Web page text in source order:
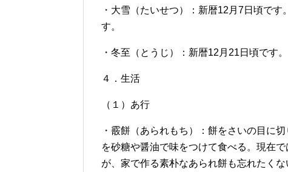
・大雪（たいせつ）：新暦12月7日頃で
す。
・冬至（とうじ）：新暦12月21日頃です
４．生活
（１）あ行
・霰餅（あられもち）：餅をさいの目に
を砂糖や醤油で味をつけて食べる。現在
が、家で作る素朴なあられ餅も忘れたく